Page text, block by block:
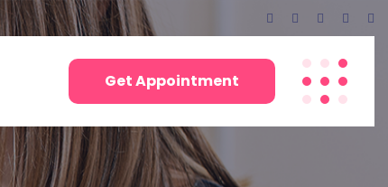
Get Appointment
ontstaat, laat ik dat uiteraard weten.